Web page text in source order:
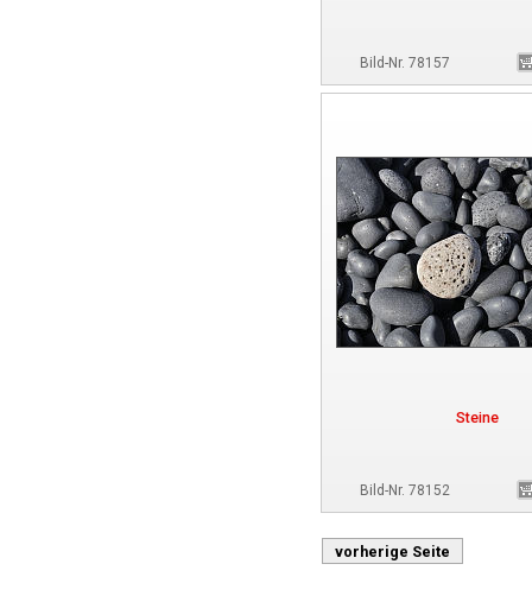
Bild-Nr. 78157
Steine
Bild-Nr. 78152
vorherige Seite